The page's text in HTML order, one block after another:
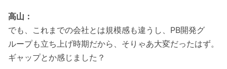
高山：
でも、これまでの会社とは規模感も違うし、PB開発グ
ループも立ち上げ時期だから、そりゃあ大変だったはず。
ギャップとか感じました？